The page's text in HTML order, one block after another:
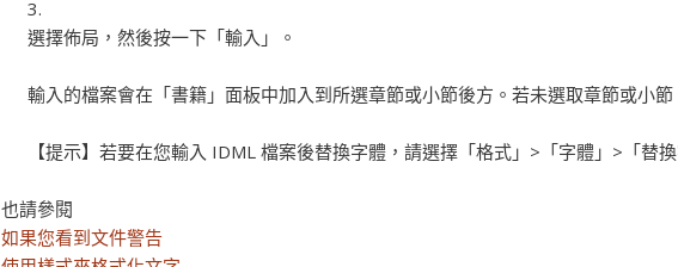
選擇佈局，然後按一下「輸入」。
輸入的檔案會在「書籍」面板中加入到所選章節或小節後方。若未選取章節或小
【提示】 若要在您輸入 IDML 檔案後替換字體，請選擇「格式」>「字體」>「替換
也請參閱
如果您看到文件警告